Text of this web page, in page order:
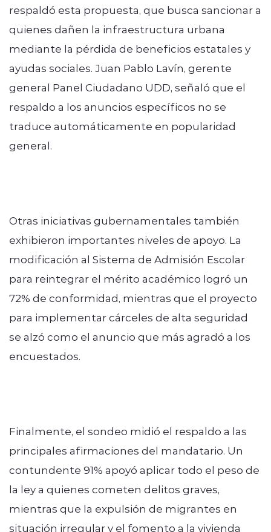
respaldó esta propuesta, que busca sancionar a
quienes dañen la infraestructura urbana
mediante la pérdida de beneficios estatales y
ayudas sociales. Juan Pablo Lavín, gerente
general Panel Ciudadano UDD, señaló que el
respaldo a los anuncios específicos no se
traduce automáticamente en popularidad
general.
Otras iniciativas gubernamentales también
exhibieron importantes niveles de apoyo. La
modificación al Sistema de Admisión Escolar
para reintegrar el mérito académico logró un
72% de conformidad, mientras que el proyecto
para implementar cárceles de alta seguridad
se alzó como el anuncio que más agradó a los
encuestados.
Finalmente, el sondeo midió el respaldo a las
principales afirmaciones del mandatario. Un
contundente 91% apoyó aplicar todo el peso de
la ley a quienes cometen delitos graves,
mientras que la expulsión de migrantes en
situación irregular y el fomento a la vivienda